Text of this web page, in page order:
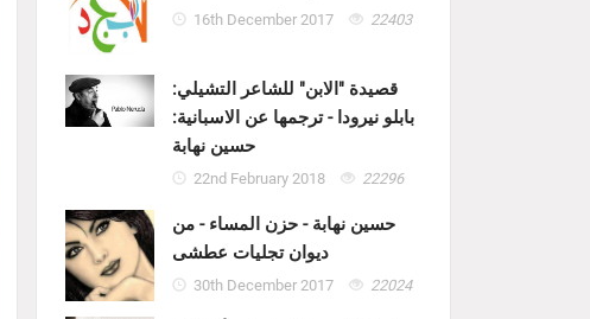
16th December 2017 22403
قصيدة "الابن" للشاعر التشيلي:
بابلو نيرودا - ترجمها عن الاسبانية:
حسين نهابة
22nd February 2018 22296
حسين نهابة - حزن المساء - من
ديوان تجليات عطشى
30th December 2017 22024